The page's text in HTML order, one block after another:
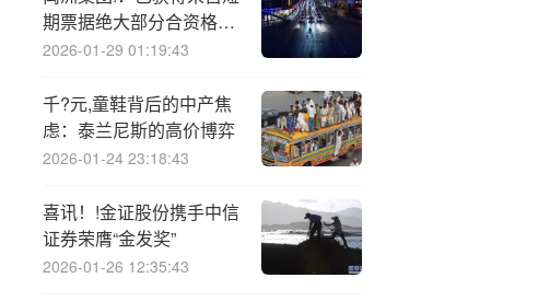
期票据绝大部分合资格持
有人的同意
2026-01-29 01:19:43
千?元,童鞋背后的中产焦
虑：泰兰尼斯的高价博弈
2026-01-24 23:18:43
喜讯！!金证股份携手中信
证券荣膺“金发奖”
2026-01-26 12:35:43